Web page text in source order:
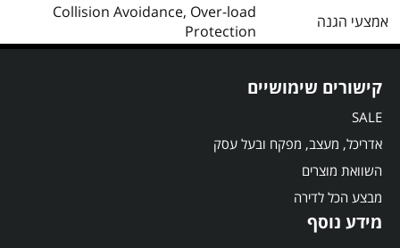
אמצעי הגנה
Collision Avoidance, Over-load
Protection
קישורים שימושיים
SALE
אדריכל, מעצב, מפקח ובעל עסק
השוואת מוצרים
מבצע הכל לדירה
מידע נוסף